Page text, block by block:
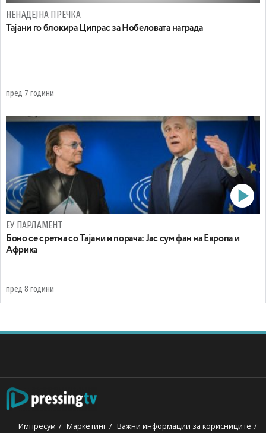
НЕНАДЕЈНА ПРЕЧКА
Тајани го блокира Ципрас за Нобеловата награда
пред 7 години
ЕУ ПАРЛАМЕНТ
Боно се сретна со Тајани и порача: Јас сум фан на Европа и
Африка
пред 8 години
Импресум Маркетинг
Важни информации за корисниците